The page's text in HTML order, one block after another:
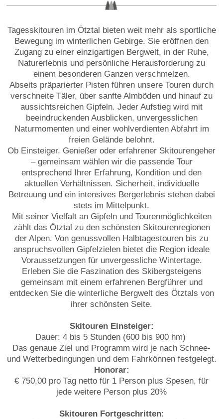
Tagesskitouren im Ötztal bieten weit mehr als sportliche
Bewegung im winterlichen Gebirge. Sie eröffnen den
Zugang zu einer einzigartigen Bergwelt, in der Ruhe,
Naturerlebnis und persönliche Herausforderung zu
einem besonderen Ganzen verschmelzen.
Abseits präparierter Pisten führen unsere Touren durch
verschneite Täler, über sanfte Almböden und hinauf zu
aussichtsreichen Gipfeln. Jeder Aufstieg wird mit
beeindruckenden Ausblicken, unvergesslichen
Naturmomenten und einer wohlverdienten Abfahrt im
freien Gelände belohnt.
Ob Einsteiger, Genießer oder erfahrener Skitourengeher
– gemeinsam wählen wir die passende Tour
entsprechend Ihrer Erfahrung, Kondition und den
aktuellen Verhältnissen. Sicherheit, individuelle
Betreuung und ein intensives Bergerlebnis stehen dabei
stets im Mittelpunkt.
Mit seiner Vielfalt an Gipfeln und Tourenmöglichkeiten
zählt das Ötztal zu den schönsten Skitourenregionen
der Alpen. Von genussvollen Halbtagestouren bis zu
anspruchsvollen Gipfelzielen bietet die Region ideale
Voraussetzungen für unvergessliche Wintertage.
Erleben Sie die Faszination des Skibergsteigens
gemeinsam mit einem erfahrenen Bergführer und
entdecken Sie die winterliche Bergwelt des Ötztals von
ihrer schönsten Seite.
Skitouren Einsteiger:
Dauer: 4 bis 5 Stunden (600 bis 900 hm)
Das genaue Ziel und Programm wird je nach Schnee-
und Wetterbedingungen und dem Fahrkönnen festgelegt.
Honorar:
€ 750,00 pro Tag netto für 1 Person plus Spesen, für
jede weitere Person plus 20%
Skitouren Fortgeschritten: